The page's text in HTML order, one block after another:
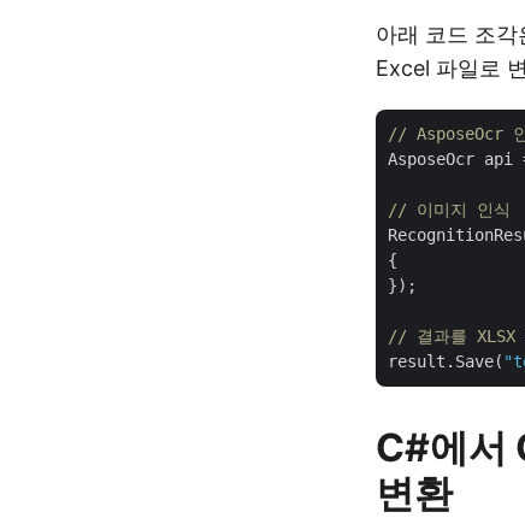
아래 코드 조
Excel 파일로
// AsposeOcr
AsposeOcr api
// 이미
{
});
// 결과를 XLSX
result.Save(
C#에서
변환